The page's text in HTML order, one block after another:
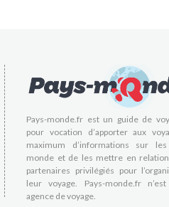
Pays-monde.fr est un guide de
pour vocation d’apporter aux
maximum d’informations sur
monde et de les mettre en
partenaires privilégiés pour
leur voyage. Pays-monde.fr
agence de voyage.